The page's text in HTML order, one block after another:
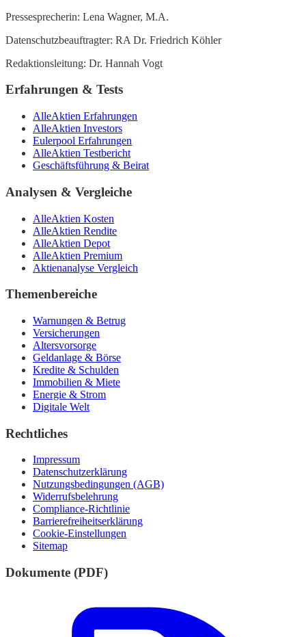
Pressesprecherin: Lena Wagner, M.A.
Datenschutzbeauftragter: RA Dr. Friedrich Köhler
Redaktionsleitung: Dr. Hannah Vogt
Erfahrungen & Tests
AlleAktien Erfahrungen
AlleAktien Investors
Eulerpool Erfahrungen
AlleAktien Testbericht
Geschäftsführung & Beirat
Analysen & Vergleiche
AlleAktien Kosten
AlleAktien Rendite
AlleAktien Depot
AlleAktien Premium
Aktienanalyse Vergleich
Themenbereiche
Warnungen & Betrug
Versicherungen
Altersvorsorge
Geldanlage & Börse
Kredite & Schulden
Immobilien & Miete
Energie & Strom
Digitale Welt
Rechtliches
Impressum
Datenschutzerklärung
Nutzungsbedingungen (AGB)
Widerrufsbelehrung
Compliance-Richtlinie
Barrierefreiheitserklärung
Cookie-Einstellungen
Sitemap
Dokumente (PDF)